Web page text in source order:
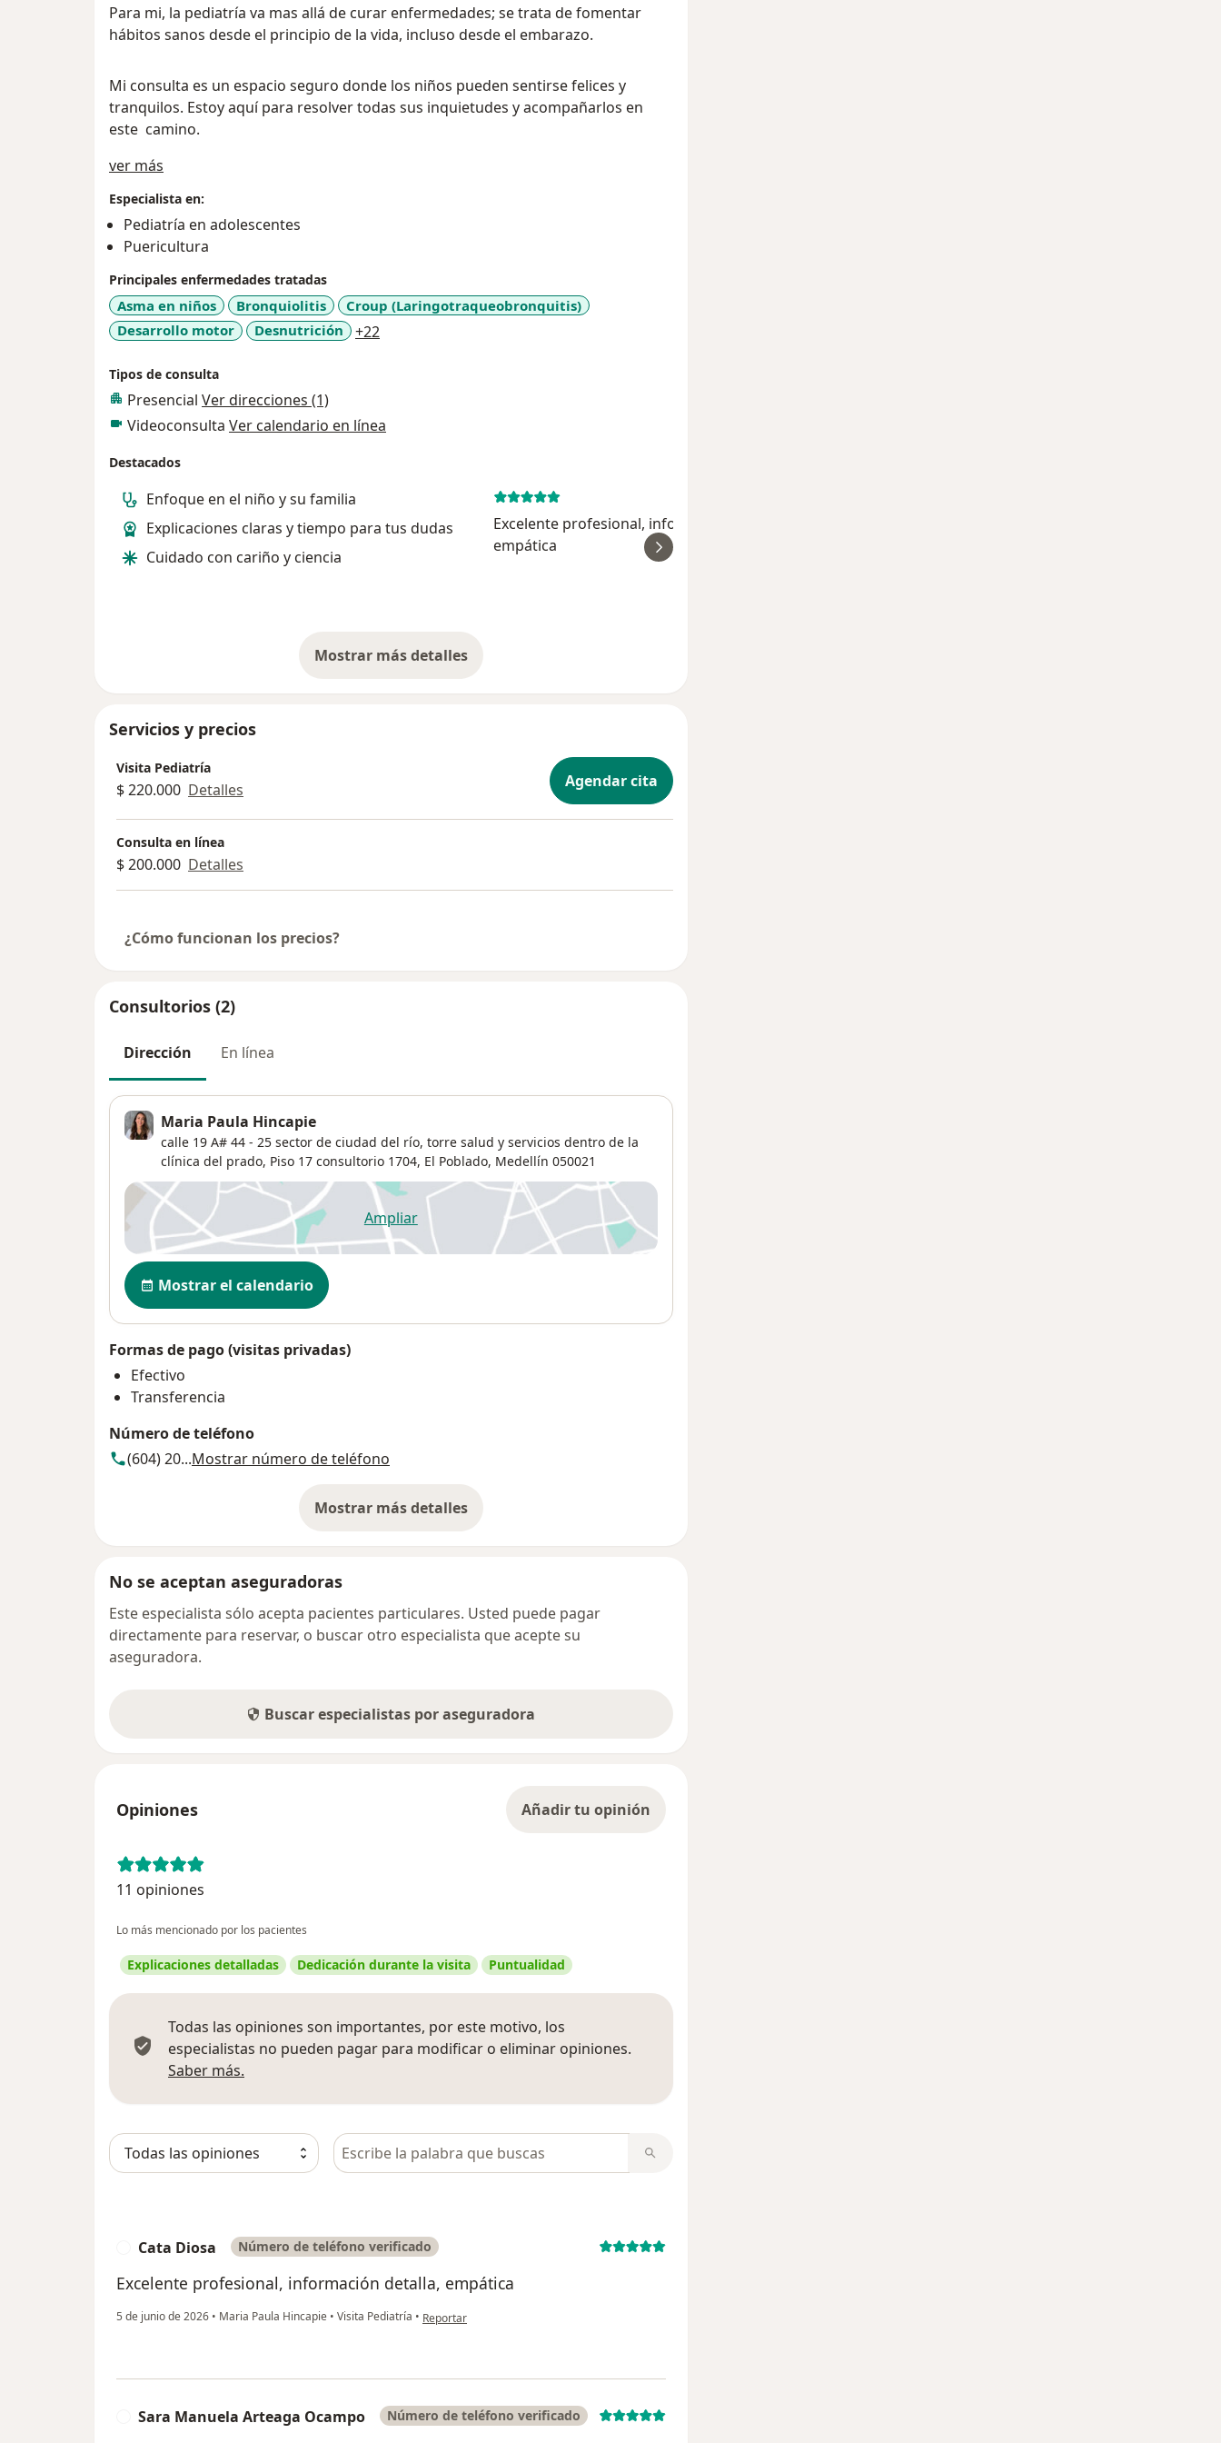
Para mi, la pediatría va mas allá de curar enfermedades; se trata de fomentar
hábitos sanos desde el principio de la vida, incluso desde el embarazo.
Mi consulta es un espacio seguro donde los niños pueden sentirse felices y
tranquilos. Estoy aquí para resolver todas sus inquietudes y acompañarlos en
este camino.
ver más
Especialista en:
Pediatría en adolescentes
Puericultura
Principales enfermedades tratadas
Asma en niños Bronquiolitis
Croup (Laringotraqueobronquitis)
Desarrollo motor
Desnutrición +22
Tipos de consulta
Presencial Ver direcciones (1)
Videoconsulta Ver calendario en línea
Destacados
Enfoque en el niño y su familia
Explicaciones claras y tiempo para tus dudas
Cuidado con cariño y ciencia
Excelente profesional, información detalla,
empática
Mostrar más detalles
sobre la experiencia
Servicios y precios
Visita Pediatría
$ 220.000 Detalles Agendar cita
Consulta en línea
$ 200.000 Detalles
¿Cómo funcionan los precios?
Consultorios (2)
Dirección En línea
Maria Paula Hincapie
calle 19 A# 44 - 25 sector de ciudad del río, torre salud y servicios dentro de la
clínica del prado, Piso 17 consultorio 1704, El Poblado, Medellín 050021
Ampliarse abre en una nueva pestaña
Disponibilidad
Mostrar el calendario
Formas de pago (visitas privadas)
Efectivo
Transferencia
Número de teléfono
(604) 20...Mostrar número de teléfono
Mostrar más detalles
sobre la dirección
No se aceptan aseguradoras
Este especialista sólo acepta pacientes particulares. Usted puede pagar
directamente para reservar, o buscar otro especialista que acepte su
aseguradora.
Buscar especialistas por aseguradora
Opiniones Añadir tu opinión
11 opiniones
Lo más mencionado por los pacientes
Explicaciones detalladas Dedicación durante la visita Puntualidad
Todas las opiniones son importantes, por este motivo, los
especialistas no pueden pagar para modificar o eliminar opiniones.
Saber más.
Busca en opiniones
Cata Diosa Número de teléfono verificado
Excelente profesional, información detalla, empática
5 de junio de 2026 • Maria Paula Hincapie • Visita Pediatría • en opinión del usuario Cata Diosa
Reportar
Sara Manuela Arteaga Ocampo Número de teléfono verificado